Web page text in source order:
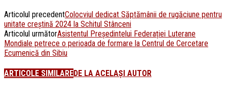
Articolul precedentColocviul dedicat Săptămânii de rugăciune pentru
unitate creștină 2024 la Schitul Stânceni
Articolul următorAsistentul Președintelui Federației Luterane
Mondiale petrece o perioada de formare la Centrul de Cercetare
Ecumenică din Sibiu
ARTICOLE SIMILAREDE LA ACELAȘI AUTOR